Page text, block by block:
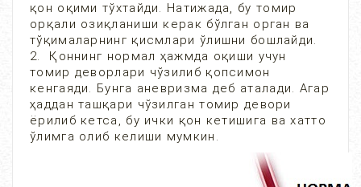
қон оқими тўхтайди. Натижада, бу томир
орқали озиқланиши керак бўлган орган ва
тўқималарнинг қисмлари ўлишни бошлайди.
2. Қоннинг нормал ҳажмда оқиши учун
томир деворлари чўзилиб қопсимон
кенгаяди. Бунга аневризма деб аталади. Агар
ҳаддан ташқари чўзилган томир девори
ёрилиб кетса, бу ички қон кетишига ва хатто
ўлимга олиб келиши мумкин.